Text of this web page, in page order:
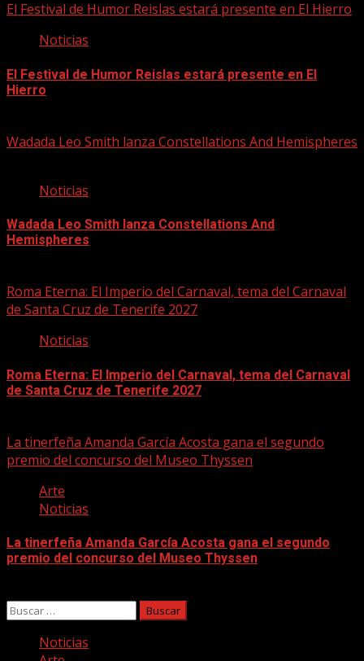
El Festival de Humor Reislas estará presente en El Hierro
Noticias
El Festival de Humor Reislas estará presente en El
Hierro
Wadada Leo Smith lanza Constellations And Hemispheres
Noticias
Wadada Leo Smith lanza Constellations And
Hemispheres
Roma Eterna: El Imperio del Carnaval, tema del Carnaval
de Santa Cruz de Tenerife 2027
Noticias
Roma Eterna: El Imperio del Carnaval, tema del Carnaval
de Santa Cruz de Tenerife 2027
La tinerfeña Amanda García Acosta gana el segundo
premio del concurso del Museo Thyssen
Arte
Noticias
La tinerfeña Amanda García Acosta gana el segundo
premio del concurso del Museo Thyssen
Buscar:
Noticias